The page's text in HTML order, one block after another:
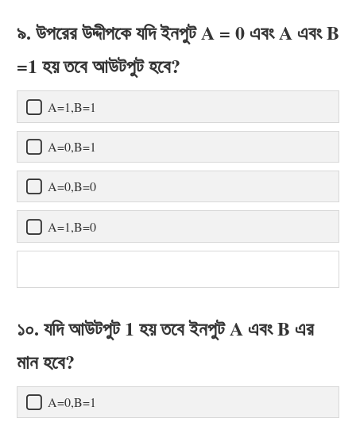
৯. উপরের উদ্দীপকে যদি ইনপুট A = 0 এবং A এবং B
=1 হয় তবে আউটপুট হবে?
A=1,B=1
A=0,B=1
A=0,B=0
A=1,B=0
১০. যদি আউটপুট 1 হয় তবে ইনপুট A এবং B এর
মান হবে?
A=0,B=1